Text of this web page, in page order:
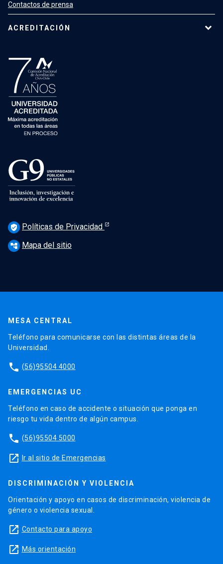
Contactos de prensa
ACREDITACIÓN
verified_user Políticas de Privacidad
account_tree Mapa del sitio
MESA CENTRAL
Teléfono para comunicarse con las distintas áreas de la
Universidad.
phone (56)95504 4000
EMERGENCIAS UC
Teléfono en caso de accidente o situación que ponga en
riesgo tu vida dentro de algún campus.
phone (56)95504 5000
launch Ir al sitio de Emergencias
DISCRIMINACIÓN Y VIOLENCIA
Orientación y apoyo en casos de discriminación, violencia de
género o violencia sexual.
launch Contacto para apoyo
launch Más orientación